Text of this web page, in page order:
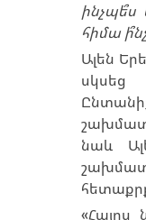
հիմա
Ալեն
նաև